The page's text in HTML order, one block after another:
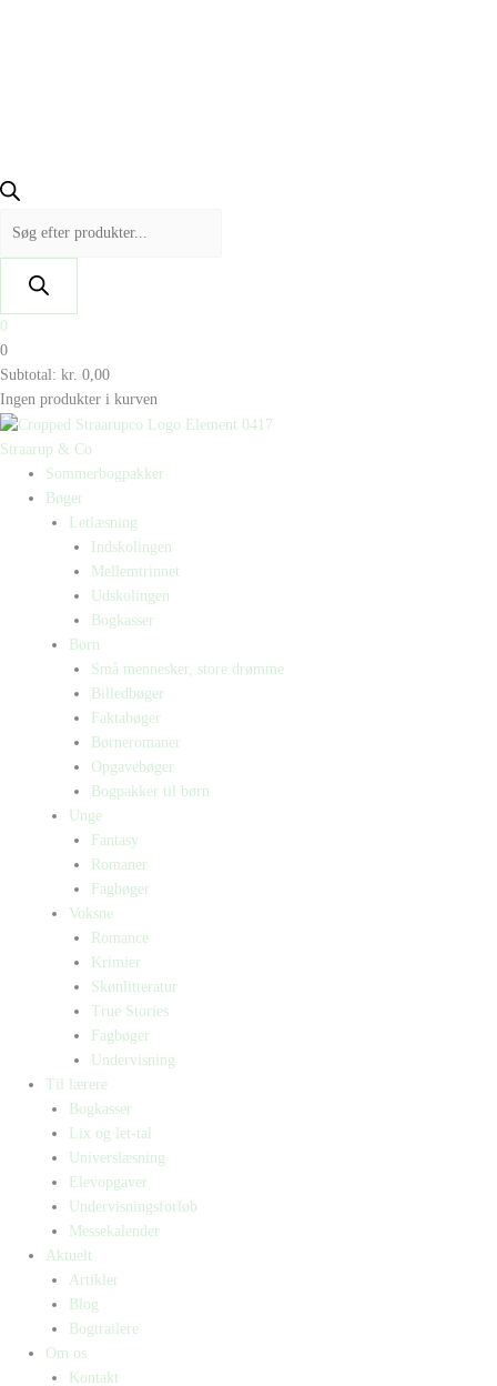
0
0
Subtotal: kr. 0,00
Ingen produkter i kurven
Straarup & Co
Sommerbogpakker
Bøger
Letlæsning
Indskolingen
Mellemtrinnet
Udskolingen
Bogkasser
Børn
Små mennesker, store drømme
Billedbøger
Faktabøger
Børneromaner
Opgavebøger
Bogpakker til børn
Unge
Fantasy
Romaner
Fagbøger
Voksne
Romance
Krimier
Skønlitteratur
True Stories
Fagbøger
Undervisning
Til lærere
Bogkasser
Lix og let-tal
Universlæsning
Elevopgaver
Undervisningsforløb
Messekalender
Aktuelt
Artikler
Blog
Bogtrailere
Om os
Kontakt